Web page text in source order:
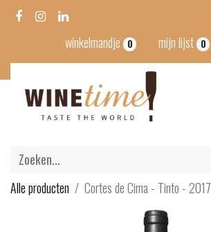
winkelmandje 0 mijn lijst 0
Alle producten Cortes de Cima - Tinto - 2017